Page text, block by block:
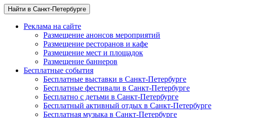
Найти в Санкт-Петербурге
Реклама на сайте
Размещение анонсов мероприятий
Размещение ресторанов и кафе
Размещение мест и площадок
Размещение баннеров
Бесплатные события
Бесплатные выставки в Санкт-Петербурге
Бесплатные фестивали в Санкт-Петербурге
Бесплатно с детьми в Санкт-Петербурге
Бесплатный активный отдых в Санкт-Петербурге
Бесплатная музыка в Санкт-Петербурге